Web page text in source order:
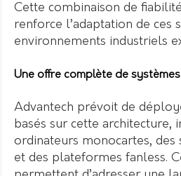
Cette combinaison de
renforce l’adaptation de ces
environnements industriels
Une offre complète de
Advantech prévoit de
basés sur cette architecture,
ordinateurs monocartes, des
et des plateformes fanless.